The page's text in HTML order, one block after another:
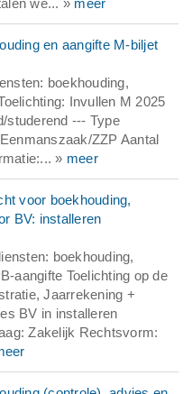
we... » meer
en aangifte M-biljet
boekhouding,
Invullen M 2025
studerend --- Type
ZZP Aantal
» meer
voor boekhouding,
BV: installeren
boekhouding,
aangifte Toelichting op de
Jaarrekening +
BV in installeren
Zakelijk Rechtsvorm: